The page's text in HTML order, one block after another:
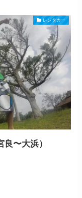
レンタカー
〜大浜）